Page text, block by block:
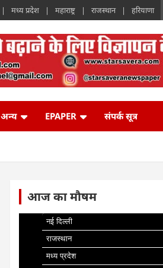
मध्य प्रदेश महाराष्ट्र राजस्थान हरियाणा
अन्य EPAPER संपर्क सूत्र
आज का मौषम
नई दिल्ली
राजस्थान
मध्य प्रदेश